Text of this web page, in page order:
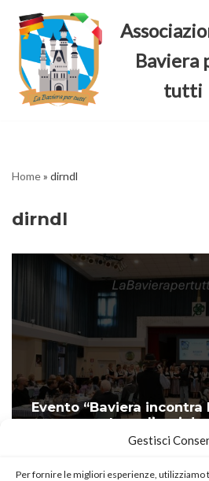
Gestisci
Per fornire le migliori esperienze, utilizziamo
Vai
contenuto
Baviera
tutti
Home» dirndl
dirndl
Evento “Baviera incontra
successo straordinario!
12 Novembre